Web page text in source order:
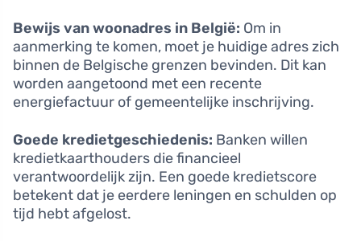
Bewijs van woonadres in België: Om in
aanmerking te komen, moet je huidige adres zich
binnen de Belgische grenzen bevinden. Dit kan
worden aangetoond met een recente
energiefactuur of gemeentelijke inschrijving.
Goede kredietgeschiedenis: Banken willen
kredietkaarthouders die financieel
verantwoordelijk zijn. Een goede kredietscore
betekent dat je eerdere leningen en schulden op
tijd hebt afgelost.